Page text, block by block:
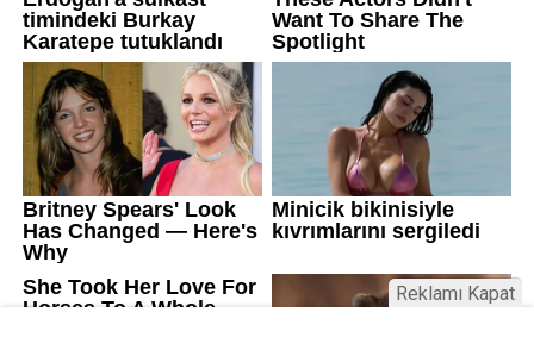
Reklamı Kapat